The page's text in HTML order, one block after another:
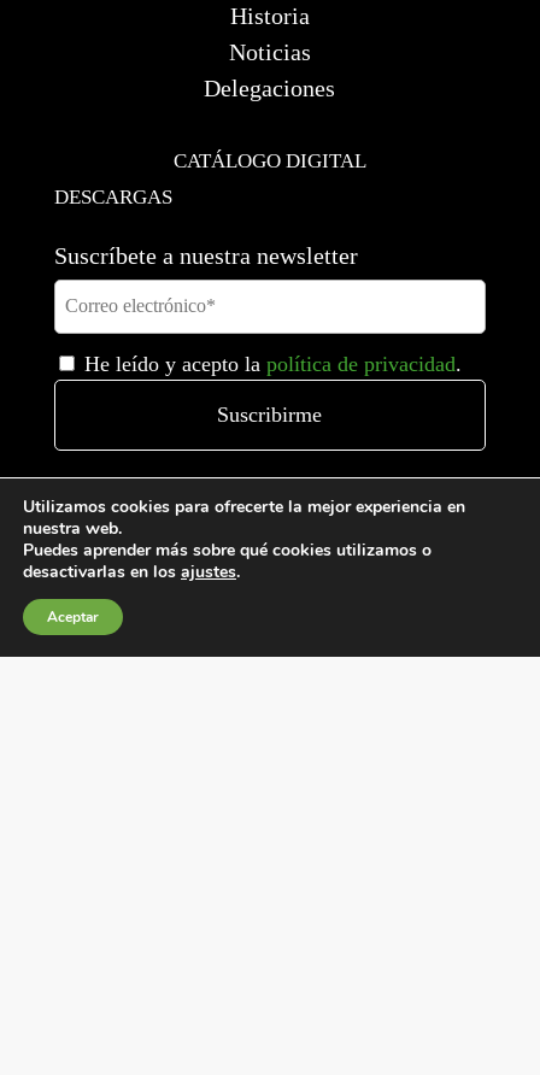
Historia
Noticias
Delegaciones
CATÁLOGO DIGITAL
DESCARGAS
Suscríbete a nuestra newsletter
He leído y acepto la política de privacidad.
Utilizamos cookies para ofrecerte la mejor experiencia en
nuestra web.
Puedes aprender más sobre qué cookies utilizamos o
desactivarlas en los ajustes.
Aceptar